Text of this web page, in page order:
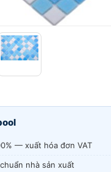
— xuất hóa đơn VAT
nhà sản xuất